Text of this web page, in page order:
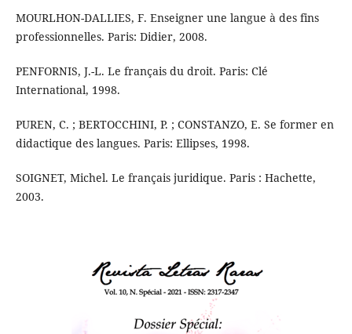
MOURLHON-DALLIES, F. Enseigner une langue à des fins
professionnelles. Paris: Didier, 2008.
PENFORNIS, J.-L. Le français du droit. Paris: Clé
International, 1998.
PUREN, C. ; BERTOCCHINI, P. ; CONSTANZO, E. Se former en
didactique des langues. Paris: Ellipses, 1998.
SOIGNET, Michel. Le français juridique. Paris : Hachette,
2003.